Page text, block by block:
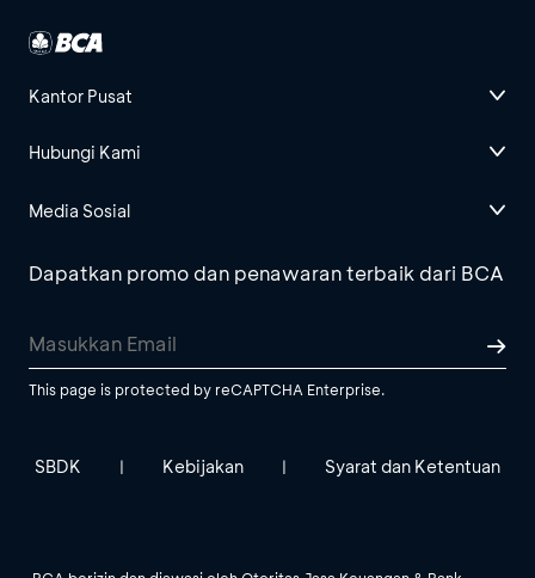
Kantor Pusat
Hubungi Kami
Media Sosial
Dapatkan promo dan penawaran terbaik dari BCA
This page is protected by reCAPTCHA Enterprise.
SBDK | Kebijakan | Syarat dan Ketentuan